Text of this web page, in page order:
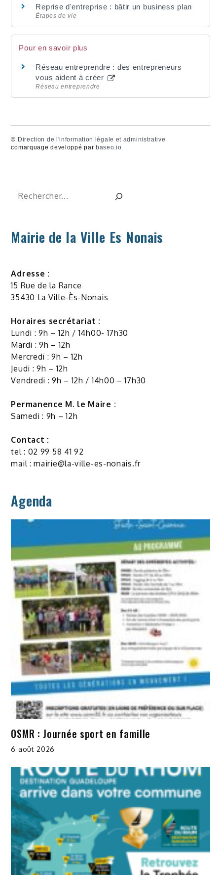
Reprise d'entreprise : bâtir un business plan
Étapes de vie
Pour en savoir plus
Réseau entreprendre : des entrepreneurs
vous aident à créer
Réseau entreprendre
© Direction de l'information légale et administrative
comarquage developpé par baseo.io
Rechercher
Mairie de la Ville Es Nonais
Adresse :
15 Rue de la Rance
35430 La Ville-Ès-Nonais
Horaires secrétariat :
Lundi : 9h – 12h / 14h00- 17h30
Mardi : 9h – 12h
Mercredi : 9h – 12h
Jeudi : 9h – 12h
Vendredi : 9h – 12h / 14h00 – 17h30
Permanence M. le Maire :
Samedi : 9h – 12h
Contact :
tel : 02 99 58 41 92
mail :mairie@la-ville-es-nonais.fr
Agenda
OSMR : Journée sport en famille
6 août 2026